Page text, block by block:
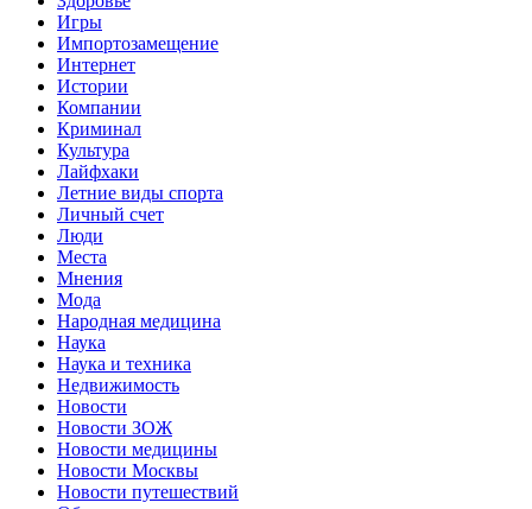
Игры
Импортозамещение
Интернет
Истории
Компании
Криминал
Культура
Лайфхаки
Летние виды спорта
Личный счет
Люди
Места
Мнения
Мода
Народная медицина
Наука
Наука и техника
Недвижимость
Новости
Новости ЗОЖ
Новости медицины
Новости Москвы
Новости путешествий